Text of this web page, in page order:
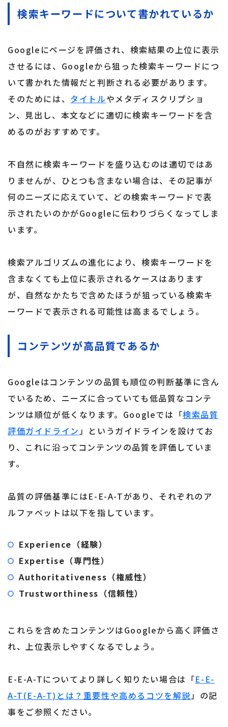
検索キーワードについて書かれているか
Googleにページを評価され、検索結果の上位に表示
させるには、Googleから狙った検索キーワードにつ
いて書かれた情報だと判断される必要があります。
そのためには、 タイトルやメタディスクリプショ
ン、見出し、本文などに適切に検索キーワードを含
めるのがおすすめです。
不自然に検索キーワードを盛り込むのは適切ではあ
りませんが、ひとつも含まない場合は、その記事が
何のニーズに応えていて、どの検索キーワードで表
示されたいのかがGoogleに伝わりづらくなってしま
います。
検索アルゴリズムの進化により、検索キーワードを
含まなくても上位に表示されるケースはあります
が、自然なかたちで含めたほうが狙っている検索キ
ーワードで表示される可能性は高まるでしょう。
コンテンツが高品質であるか
Googleはコンテンツの品質も順位の判断基準に含ん
でいるため、ニーズに合っていても低品質なコンテ
ンツは順位が低くなります。Googleでは「検索品質
評価ガイドライン」というガイドラインを設けてお
り、これに沿ってコンテンツの品質を評価していま
す。
品質の評価基準にはE-E-A-Tがあり、それぞれのア
ルファベットは以下を指しています。
Experience（経験）
Expertise（専門性）
Authoritativeness（権威性）
Trustworthiness（信頼性）
これらを含めたコンテンツはGoogleから高く評価さ
れ、上位表示しやすくなるでしょう。
E-E-A-Tについてより詳しく知りたい場合は「E-E-
A-T(E-A-T)とは？重要性や高めるコツを解説」の記
事をご参照ください。